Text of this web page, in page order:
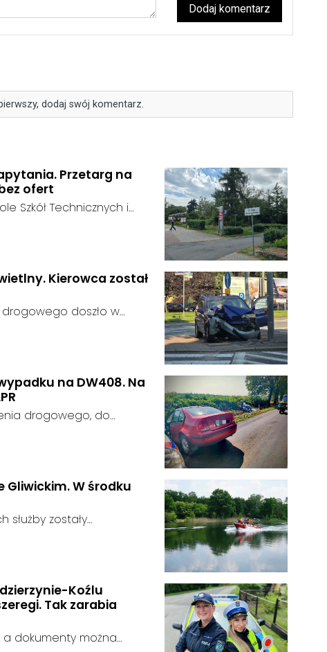
Dodaj komentarz
dodaj swój komentarz.
Przetarg na
ofert
Szkół Technicznych i
zakończył się bez
Kierowca został
doszło w
kierujący samochodem
na DW408. Na
drogowego, do
wojewódzkiej nr
Gliwickim. W środku
służby zostały
od
Koźlu
Tak zarabia
a dokumenty można